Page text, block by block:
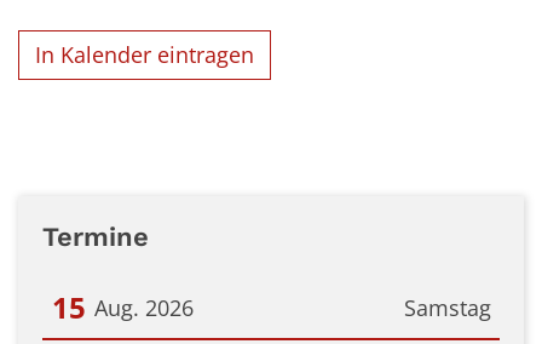
In Kalender eintragen
Termine
Samstag
15 Aug. 2026